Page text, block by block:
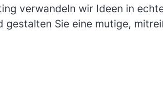
verwandeln wir Ideen in
gestalten Sie eine mutige,